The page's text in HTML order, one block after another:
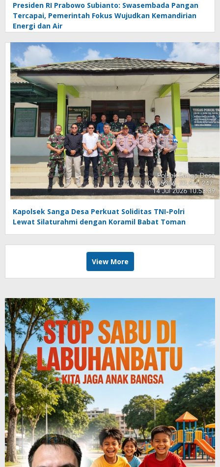
Presiden RI Prabowo Subianto: Swasembada Pangan
Tercapai, Pemerintah Fokus Wujudkan Kemandirian
Energi dan Air
Kapolsek Sanga Desa Perkuat Soliditas TNI-Polri
Lewat Silaturahmi dengan Koramil Babat Toman
View More